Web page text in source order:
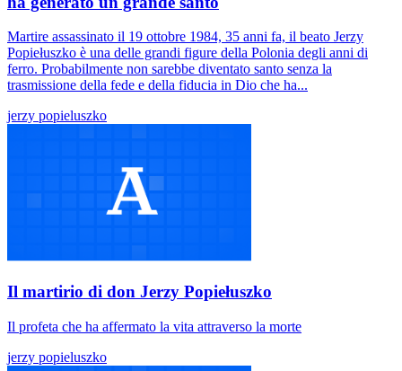
Martire assassinato il 19 ottobre 1984, 35 anni fa, il beato Jerzy
Popiełuszko è una delle grandi figure della Polonia degli anni di
ferro. Probabilmente non sarebbe diventato santo senza la
trasmissione della fede e della fiducia in Dio che ha...
jerzy popieluszko
Il martirio di don Jerzy Popiełuszko
Il profeta che ha affermato la vita attraverso la morte
jerzy popieluszko